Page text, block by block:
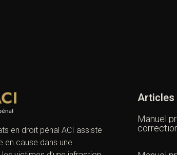
en droit pénal ACI assiste
en cause dans une
Articles
Manuel